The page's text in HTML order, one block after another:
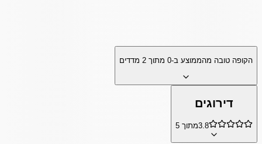
הקופה טובה מהממוצע ב-0 מתוך 2 מדדים
דירוגים
3.8מתוך 5